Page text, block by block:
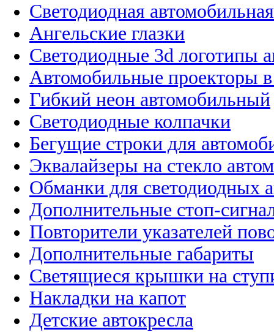
Светодиодная
Ангельские глазки
Светодиодные 3d логотипы
Автомобильные проекторы
Гибкий неон автомобильный
Светодиодные колпачки
Бегущие строки для
Эквалайзеры на стекло
Обманки для светодиодных
Дополнительные стоп-
Повторители указателей
Дополнительные габариты
Светящиеся крышки на
Накладки на капот
Детские автокресла